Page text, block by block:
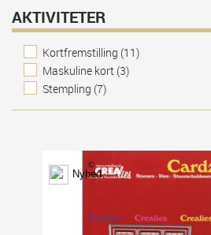
The Crafters Workshop
Tim Holtz(3)
AKTIVITETER
Kortfremstilling (11)
Maskuline kort (3)
Stempling (7)
Nyhed